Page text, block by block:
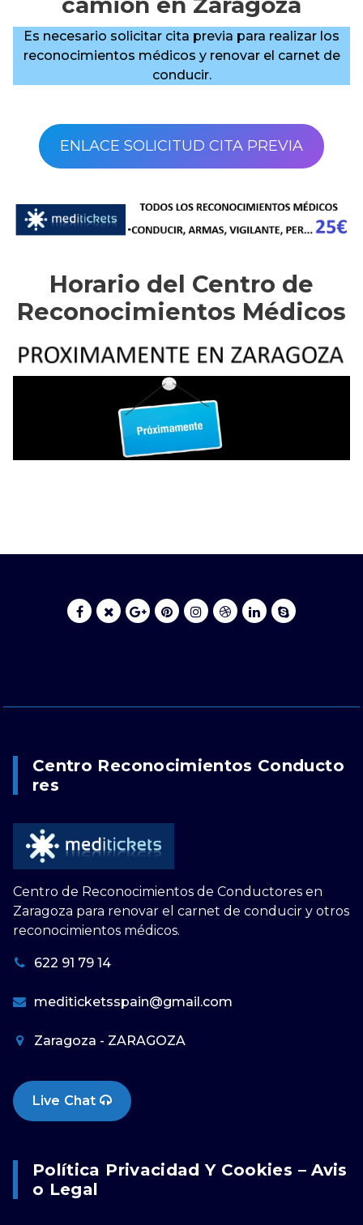
Es necesario solicitar cita previa para realizar los
reconocimientos médicos y renovar el carnet de
conducir.
ENLACE SOLICITUD CITA PREVIA
Horario del Centro de
Reconocimientos Médicos
Centro Reconocimientos Conducto
Res
Centro de Reconocimientos de Conductores en
Zaragoza para renovar el carnet de conducir y otros
reconocimientos médicos.
622 91 79 14
mediticketsspain@gmail.com
Zaragoza - ZARAGOZA
Live Chat
Política Privacidad Y Cookies – Avis
O Legal